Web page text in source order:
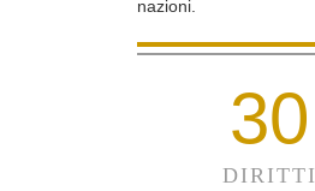
nazioni.
30
DIRITTI